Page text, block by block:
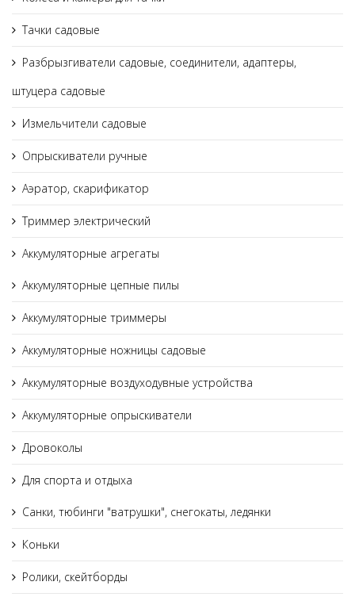
Тачки садовые
Разбрызгиватели садовые, соединители, адаптеры,
штуцера садовые
Измельчители садовые
Опрыскиватели ручные
Аэратор, скарификатор
Триммер электрический
Аккумуляторные агрегаты
Аккумуляторные цепные пилы
Аккумуляторные триммеры
Аккумуляторные ножницы садовые
Аккумуляторные воздуходувные устройства
Аккумуляторные опрыскиватели
Дровоколы
Для спорта и отдыха
Санки, тюбинги "ватрушки", снегокаты, ледянки
Коньки
Ролики, скейтборды